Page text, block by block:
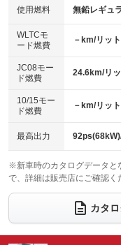
100V電源
：装備なし
センターデフロック
：装備なし
電動格納ミラー
：装備なし
バックカメラ
：装備あり
エアロ
：装備なし
：装備なし
パワーシート
ベンチシート
：装備なし
チップアップシート
：装備なし
：装備なし
ウォークスルー
：装備なし
電動リアゲート
：装備なし
使用燃料 無鉛レギュ
WLTCモ
ード燃費
－km/リッ
JC08モー
ド燃費
24.6km/リ
10/15モー
ド燃費
－km/リッ
最高出力
※新車時のカタログデータと
で、詳細は販売店にご確認く
カタ